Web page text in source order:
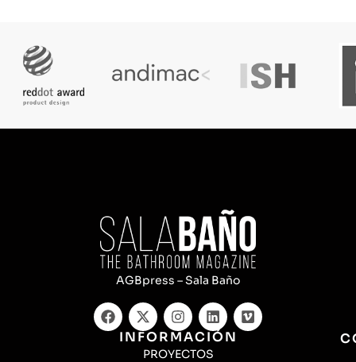
AGBpress – Sala Baño
INFORMACIÓN
PROYECTOS